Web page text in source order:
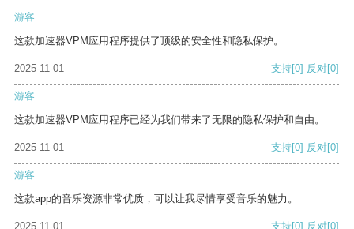
游客
这款加速器VPM应用程序提供了顶级的安全性和隐私保护。
2025-11-01 支持[0] 反对[0]
游客
这款加速器VPM应用程序已经为我们带来了无限的隐私保护和自由。
2025-11-01 支持[0] 反对[0]
游客
这款app的音乐资源非常优质，可以让我尽情享受音乐的魅力。
2025-11-01 支持[0] 反对[0]